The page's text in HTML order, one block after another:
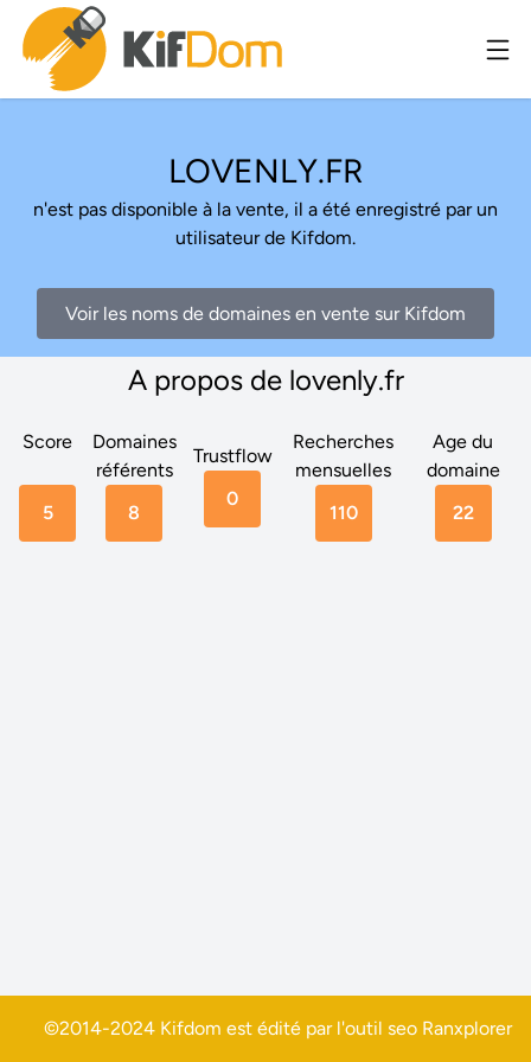
LOVENLY.FR
n'est pas disponible à la vente, il a été enregistré par un
utilisateur de Kifdom.
Voir les noms de domaines en vente sur Kifdom
A propos de lovenly.fr
Score
5
Domaines
référents
8
Trustflow
0
Recherches
mensuelles
110
Age du
domaine
22
©2014-2024 Kifdom est édité par l'outil seo Ranxplorer